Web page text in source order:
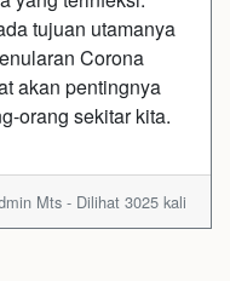
tujuan utamanya
Corona
akan pentingnya
orang sekitar kita.
Mts - Dilihat 3025 kali